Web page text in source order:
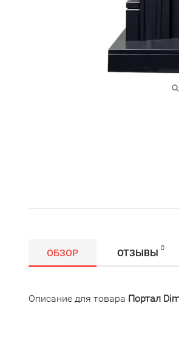
ОБЗОР ОТЗЫВЫ 0
Описание для товара Портал